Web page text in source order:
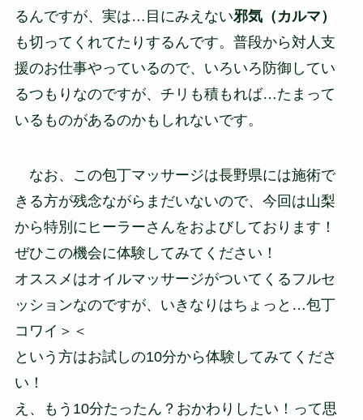
るんですが、実は…目にみえない邪気（カルマ）
も切ってくれてたりするんです。普段から対人支
援のお仕事やっているので、いろいろ防御してい
るつもりなのですが、チリも積もれば…たまって
いるものがあるのかもしれないです。
なお、この包丁マッサージは長野県には施術で
きる方が残念ながらまだいないので、今回は山梨
から特別にヒーラーさんをおよびしております！
ぜひこの機会に体験してみてください！
オススメはオイルマッサージがついてくるフルセ
ッションなのですが、いきなりはちょっと…包丁
コワイ＞＜
という方はお試しの10分から体験してみてくださ
い！
え、もう10分たったん？おかわりしたい！って思